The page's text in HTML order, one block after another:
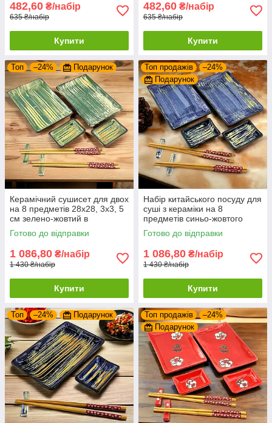
482,60 ₴/набір
635 ₴/набір
Купити
482,60 ₴/набір
635 ₴/набір
Купити
Топ –24% Подарунок
Керамічний сушисет для двох
на 8 предметів 28х28, 3х3, 5
см зелено-жовтий в
подарунковій упаковці
Готово до відправки
1 086,80 ₴/набір
1 430 ₴/набір
Купити
Топ продажів
–24%
Подарунок
Набір китайського посуду для
суші з кераміки на 8
предметів синьо-жовтого
кольору для двох
Готово до відправки
1 086,80 ₴/набір
1 430 ₴/набір
Купити
Топ –24% Подарунок Топ продажів
–24%
Подарунок